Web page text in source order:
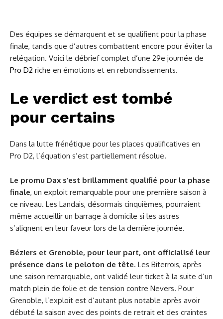
Des équipes se démarquent et se qualifient pour la phase
finale, tandis que d’autres combattent encore pour éviter la
relégation. Voici le débrief complet d’une 29e journée de
Pro D2 riche en émotions et en rebondissements.
Le verdict est tombé
pour certains
Dans la lutte frénétique pour les places qualificatives en
Pro D2, l’équation s’est partiellement résolue.
Le promu Dax s’est brillamment qualifié pour la phase
finale, un exploit remarquable pour une première saison à
ce niveau. Les Landais, désormais cinquièmes, pourraient
même accueillir un barrage à domicile si les astres
s’alignent en leur faveur lors de la dernière journée.
Béziers et Grenoble, pour leur part, ont officialisé leur
présence dans le peloton de tête. Les Biterrois, après
une saison remarquable, ont validé leur ticket à la suite d’un
match plein de folie et de tension contre Nevers. Pour
Grenoble, l’exploit est d’autant plus notable après avoir
débuté la saison avec des points de retrait et des craintes